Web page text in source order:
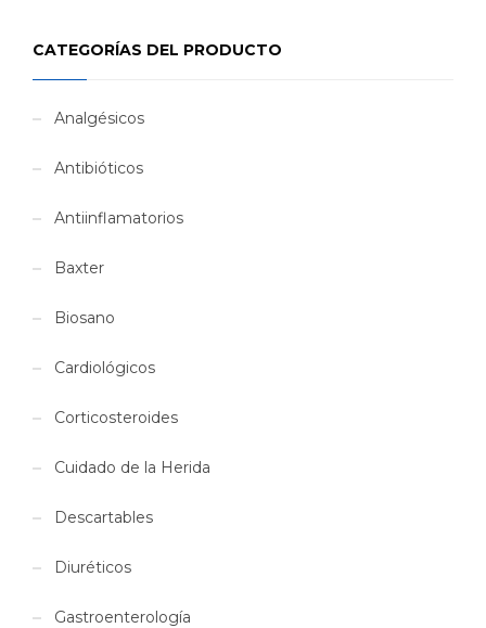
CATEGORÍAS DEL PRODUCTO
Analgésicos
Antibióticos
Antiinflamatorios
Baxter
Biosano
Cardiológicos
Corticosteroides
Cuidado de la Herida
Descartables
Diuréticos
Gastroenterología